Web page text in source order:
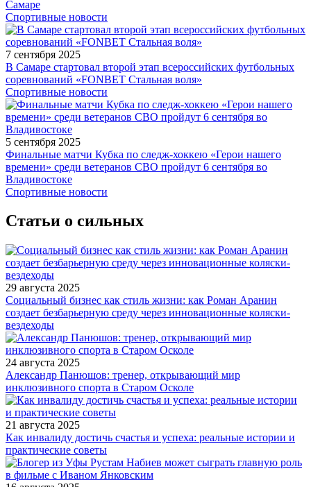
Самаре
Спортивные новости
7 сентября 2025
В Самаре стартовал второй этап всероссийских футбольных
соревнований «FONBET Стальная воля»
Спортивные новости
5 сентября 2025
Финальные матчи Кубка по следж-хоккею «Герои нашего
времени» среди ветеранов СВО пройдут 6 сентября во
Владивостоке
Спортивные новости
Статьи о сильных
29 августа 2025
Социальный бизнес как стиль жизни: как Роман Аранин
создает безбарьерную среду через инновационные коляски-
вездеходы
24 августа 2025
Александр Панюшов: тренер, открывающий мир
инклюзивного спорта в Старом Осколе
21 августа 2025
Как инвалиду достичь счастья и успеха: реальные истории и
практические советы